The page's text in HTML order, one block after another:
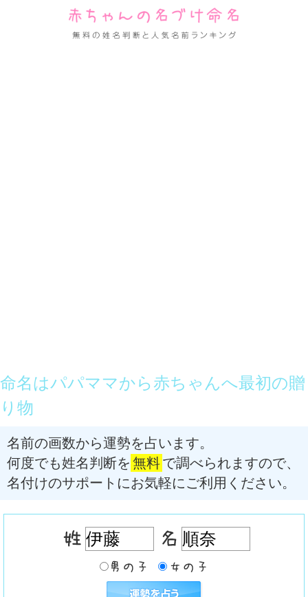
命名はパパママから赤ちゃんへ最初の贈
り物
名前の画数から運勢を占います。
何度でも姓名判断を 無料で調べられますので、
名付けのサポートにお気軽にご利用ください。